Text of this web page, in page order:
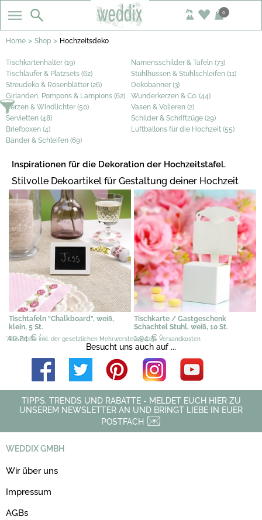
0
Home > Shop > Hochzeitsdeko
Tischkartenhalter (19)
Namensschilder & Tafeln (73)
Tischläufer & Platzsets (62)
Stuhlhussen & Stuhlschleifen (11)
Streudeko & Rosenblätter (26)
Dekobanner (3)
Girlanden, Pompons & Lampions (62)
Wunderkerzen & Co. (44)
Kerzen & Windlichter (50)
Vasen & Volieren (2)
Servietten (48)
Schilder & Schriftzüge (29)
Briefboxen (4)
Luftballons für die Hochzeit (55)
Bänder & Schleifen (69)
Inspirationen für die Dekoration der Hochzeitstafel.
Stilvolle Dekoartikel für Gestaltung deiner Hochzeit
Tischtafeln "Chalkboard", weiß,
klein, 5 St.
10,24 €*
Tischkarte / Gastgeschenk
Schachtel Stuhl, weiß, 10 St.
1,94 €*
*Alle Preise inkl. der gesetzlichen Mehrwersteuer, zzgl. Versandkosten
Besucht uns auch auf ...
TIPPS, TRENDS UND RABATTE - MELDET EUCH HIER ZU
UNSEREM NEWSLETTER AN UND BRINGT LIEBE IN EUER
POSTFACH
WEDDIX GMBH
Wir über uns
Impressum
AGBs